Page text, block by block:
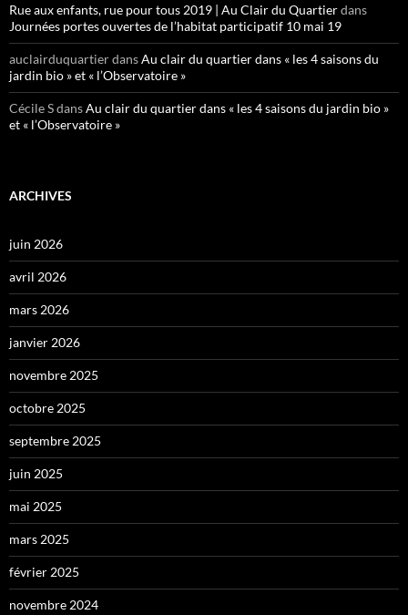
Rue aux enfants, rue pour tous 2019 | Au Clair du Quartierdans
Journées portes ouvertes de l’habitat participatif 10 mai 19
auclairduquartierdansAu clair du quartier dans « les 4 saisons du
jardin bio » et « l’Observatoire »
Cécile SdansAu clair du quartier dans « les 4 saisons du jardin bio »
et « l’Observatoire »
ARCHIVES
juin 2026
avril 2026
mars 2026
janvier 2026
novembre 2025
octobre 2025
septembre 2025
juin 2025
mai 2025
mars 2025
février 2025
novembre 2024